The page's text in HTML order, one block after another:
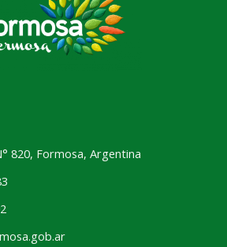
820, Formosa, Argentina